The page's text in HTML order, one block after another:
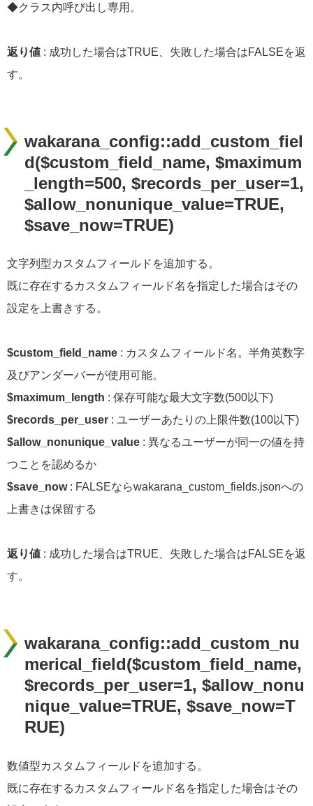
◆クラス内呼び出し専用。
返り値 : 成功した場合はTRUE、失敗した場合はFALSEを返
す。
wakarana_config::add_custom_fiel
d($custom_field_name, $maximum
_length=500, $records_per_user=1,
$allow_nonunique_value=TRUE,
$save_now=TRUE)
文字列型カスタムフィールドを追加する。
既に存在するカスタムフィールド名を指定した場合はその
設定を上書きする。
$custom_field_name : カスタムフィールド名。半角英数字
及びアンダーバーが使用可能。
$maximum_length : 保存可能な最大文字数(500以下)
$records_per_user : ユーザーあたりの上限件数(100以下)
$allow_nonunique_value : 異なるユーザーが同一の値を持
つことを認めるか
$save_now: FALSEならwakarana_custom_fields.jsonへの
上書きは保留する
返り値 : 成功した場合はTRUE、失敗した場合はFALSEを返
す。
wakarana_config::add_custom_nu
merical_field($custom_field_name,
$records_per_user=1, $allow_nonu
nique_value=TRUE, $save_now=T
RUE)
数値型カスタムフィールドを追加する。
既に存在するカスタムフィールド名を指定した場合はその